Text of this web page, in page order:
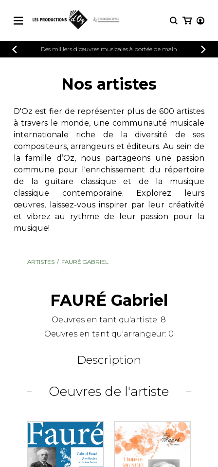
CATALOGUE
riche en œuvres originales et en
arrangements de qualité.
PARTITIONS POUR GUITARE
PARTITIONS POUR AUTRES
INSTRUMENTS
PARTITIONS POUR ENSEMBLES
CONNEXION
INSCRIPTION
Des milliers d'œuvres musicales à portée de main
riche en œuvres originales et en
arrangements de qualité.
2 guitares
3 guitares
4 guitares
5 guitares et plus
Ensemble de
Orchestre de guitares
Concerto pour
Guitare et un autre
Musique de chambre
Nos artistes
D'Oz est fier de représenter plus de 600 artistes
à travers le monde, une communauté musicale
internationale riche de la diversité de ses
compositeurs, arrangeurs et éditeurs. Au sein de
la famille d’Oz, nous partageons une passion
commune pour l'enrichissement du répertoire
de la guitare classique et de la musique
classique contemporaine. Explorez leurs
œuvres, laissez-vous inspirer par leur créativité
et vibrez au rythme de leur passion pour la
musique!
ARTISTES FAURÉ GABRIEL
FAURÉ Gabriel
Oeuvres en tant qu'artiste: 8
Oeuvres en tant qu'arrangeur: 0
Description
Oeuvres de l'artiste